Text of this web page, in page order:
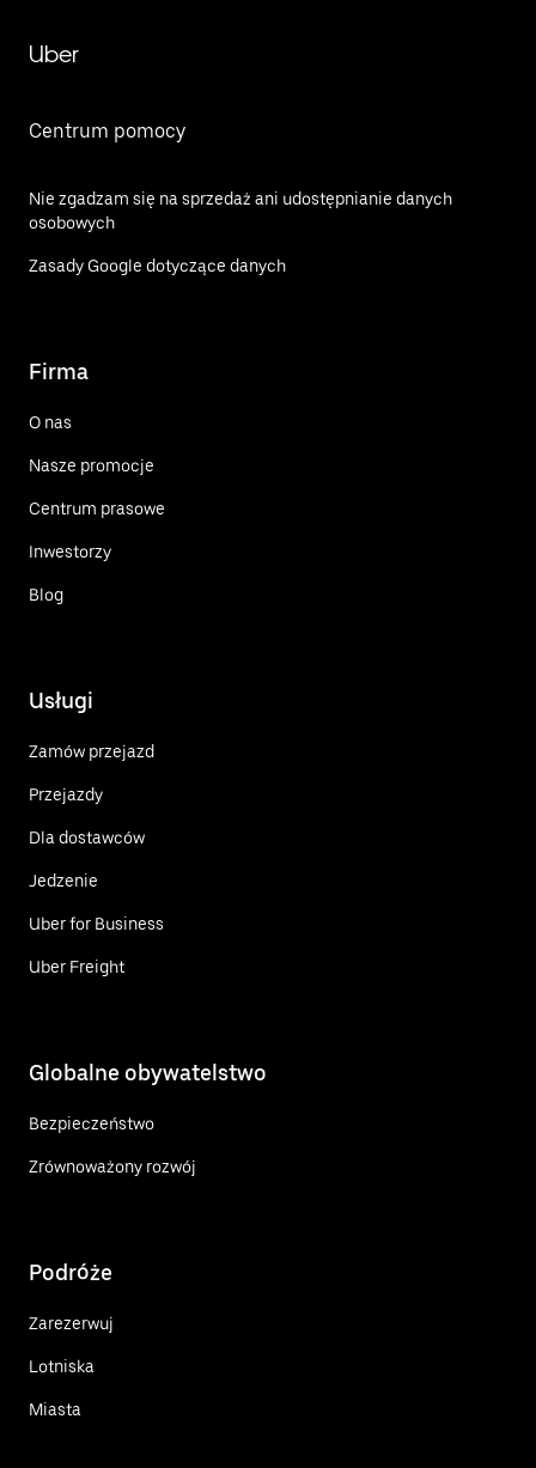
Uber
Centrum pomocy
Nie zgadzam się na sprzedaż ani udostępnianie danych
osobowych
Zasady Google dotyczące danych
Firma
O nas
Nasze promocje
Centrum prasowe
Inwestorzy
Blog
Usługi
Zamów przejazd
Przejazdy
Dla dostawców
Jedzenie
Uber for Business
Uber Freight
Globalne obywatelstwo
Bezpieczeństwo
Zrównoważony rozwój
Podróże
Zarezerwuj
Lotniska
Miasta